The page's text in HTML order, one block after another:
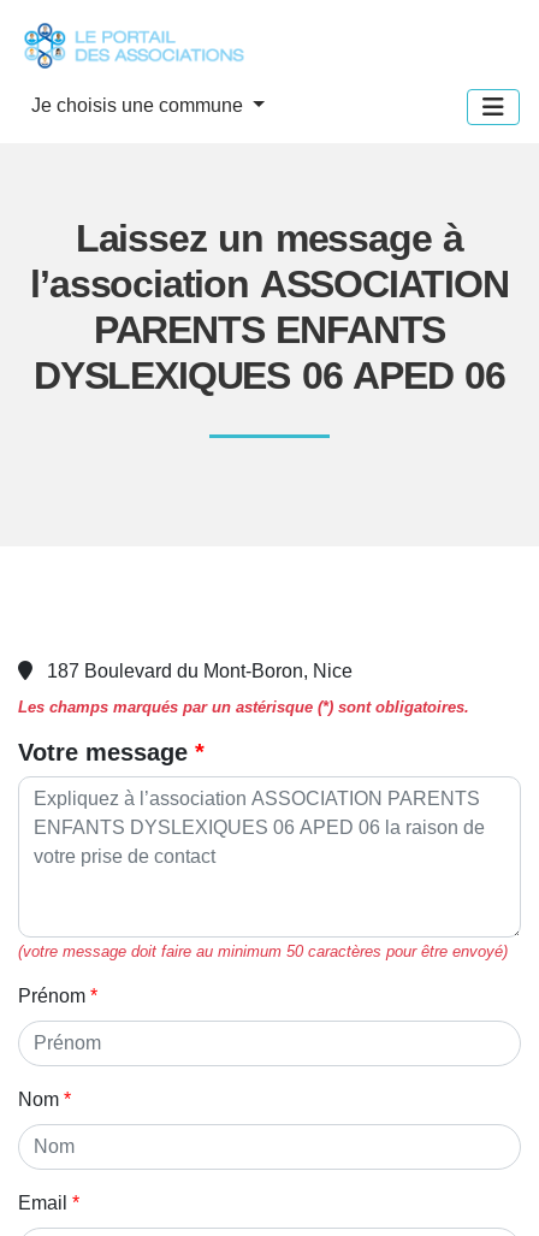
Je choisis une commune
Laissez un message à
l’association ASSOCIATION
PARENTS ENFANTS
DYSLEXIQUES 06 APED 06
187 Boulevard du Mont-Boron, Nice
Les champs marqués par un astérisque (*) sont obligatoires.
Votre message
(votre message doit faire au minimum 50 caractères pour être envoyé)
Prénom
Nom
Email